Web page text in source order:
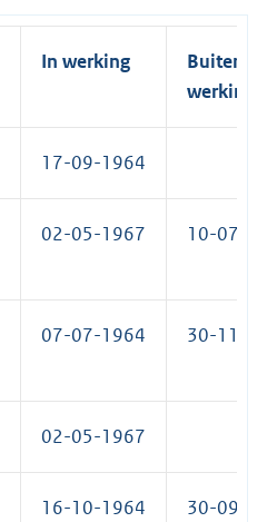
In werking
Buiten
werking
17-09-1964
02-05-1967 10-07-
07-07-1964 30-11-
02-05-1967
16-10-1964 30-09-